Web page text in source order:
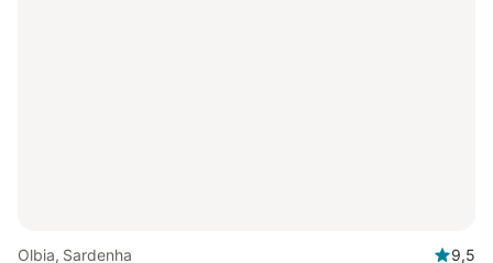
Olbia, Sardenha
9,5